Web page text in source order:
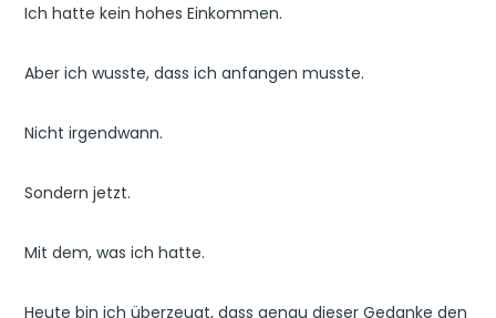
Ich hatte kein hohes Einkommen.
Aber ich wusste, dass ich anfangen musste.
Nicht irgendwann.
Sondern jetzt.
Mit dem, was ich hatte.
Heute bin ich überzeugt, dass genau dieser Gedanke den